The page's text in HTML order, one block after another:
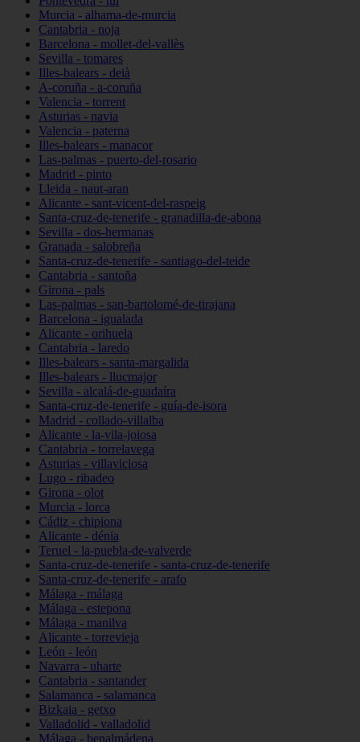
Murcia - alhama-de-murcia
Cantabria - noja
Barcelona - mollet-del-vallès
Sevilla - tomares
Illes-balears - deià
A-coruña - a-coruña
Valencia - torrent
Asturias - navia
Valencia - paterna
Illes-balears - manacor
Las-palmas - puerto-del-rosario
Madrid - pinto
Lleida - naut-aran
Alicante - sant-vicent-del-raspeig
Santa-cruz-de-tenerife - granadilla-de-abona
Sevilla - dos-hermanas
Granada - salobreña
Santa-cruz-de-tenerife - santiago-del-teide
Cantabria - santoña
Girona - pals
Las-palmas - san-bartolomé-de-tirajana
Barcelona - igualada
Alicante - orihuela
Cantabria - laredo
Illes-balears - santa-margalida
Illes-balears - llucmajor
Sevilla - alcalá-de-guadaíra
Santa-cruz-de-tenerife - guía-de-isora
Madrid - collado-villalba
Alicante - la-vila-joiosa
Cantabria - torrelavega
Asturias - villaviciosa
Lugo - ribadeo
Girona - olot
Murcia - lorca
Cádiz - chipiona
Alicante - dénia
Teruel - la-puebla-de-valverde
Santa-cruz-de-tenerife - santa-cruz-de-tenerife
Santa-cruz-de-tenerife - arafo
Málaga - málaga
Málaga - estepona
Málaga - manilva
Alicante - torrevieja
León - león
Navarra - uharte
Cantabria - santander
Salamanca - salamanca
Bizkaia - getxo
Valladolid - valladolid
Málaga - benalmádena